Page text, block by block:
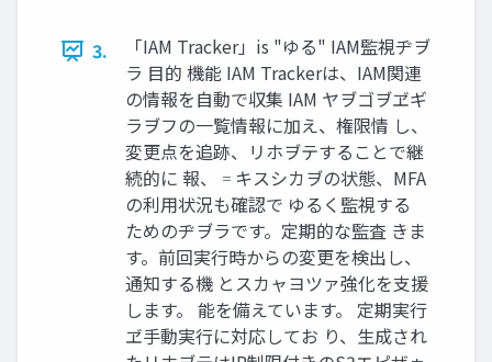
3.
「IAM Tracker」is "ゆる" IAM監視ヂヺ
ラ ⽬的 機能 IAM Trackerは、IAM関連
の情報を⾃動で収集 IAM ヤヺゴヺヹギ
ラヺフの⼀覧情報に加え、権限情 し、
変更点を追跡、リホヺテすることで継
続的に 報、゠キスシカヺの状態、MFA
の利⽤状況も確認で ゆるく監視する
ためのヂヺラです。定期的な監査 きま
す。前回実⾏時からの変更を検出し、
通知する機 とスカャヨツァ強化を⽀援
します。 能を備えています。 定期実⾏
ヹ⼿動実⾏に対応してお り、⽣成され